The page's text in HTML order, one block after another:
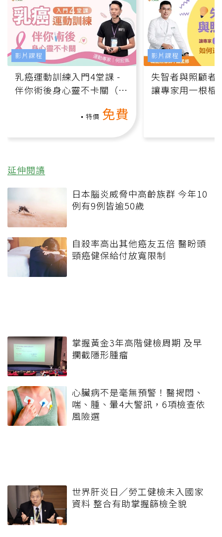
乳癌運動訓練入門4堂課 -
伴你術後身心靈不卡關（線
特價 免費
影片課程
失智者與照顧者
讓專家用一根棍
影片課程
延伸閱讀
日本腦炎威脅中高齡族群 今年10
例有9例皆逾50歲
自殺率高出其他癌友五倍 醫盼頭
頸癌健保給付放寬限制
掌握黃金3年高階健檢周期 及早
攔截隱形腫瘤
心臟病不是毫無預警！醫揭悶、
喘、腫、暈4大警訊，6項檢查依
風險選
世界肝炎日／勞工健檢未入國家
資料 整合有助掌握篩檢全貌